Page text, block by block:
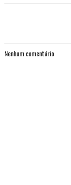
Nenhum comentário